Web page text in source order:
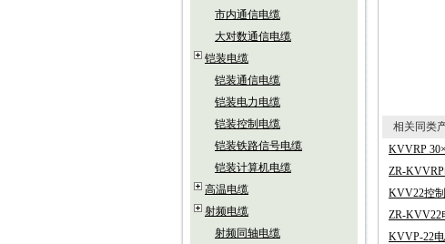
市内通信电缆
大对数通信电缆
铠装电缆
铠装通信电缆
铠装电力电缆
铠装控制电缆
铠装铁路信号电缆
铠装计算机电缆
高温电缆
射频电缆
射频同轴电缆
相关同类
KVVRP
ZR-
KVV22控
ZR-KVV22
KVVP-22